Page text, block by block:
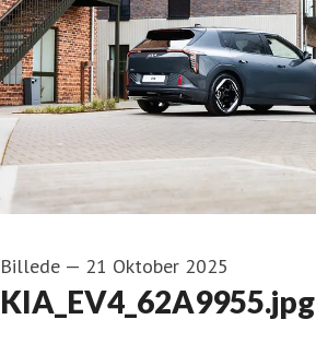
Billede — 21 Oktober 2025
KIA_EV4_62A9955.jpg